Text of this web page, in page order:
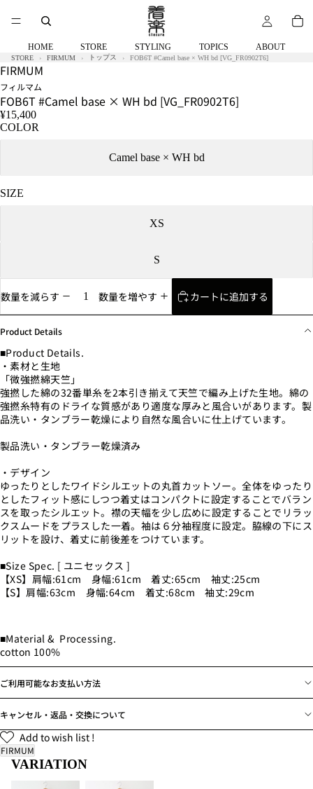
HOME STORE STYLING TOPICS ABOUT
STORE FIRMUM トップス FOB6T #Camel base × WH bd [VG_FR0902T6]
ズ：
S
ズ：
S
ズ：
S
ズ：
S
FIRMUM
フィルマム
FOB6T #Camel base × WH bd [VG_FR0902T6]
¥15,400
COLOR
Camel base × WH bd
SIZE
XS
S
数量を減らす 数量を増やす カートに追加する
Product Details
■Product Details.
・素材と生地
「微強撚綿天竺」
強撚した綿の32番単糸を2本引き揃えて天竺で編み上げた生地。綿の
強撚糸特有のドライな質感があり適度な厚みと風合いがあります。製
品洗い・タンブラー乾燥により自然な風合いに仕上げています。
製品洗い・タンブラー乾燥済み
・デザイン
ゆったりとしたワイドシルエットの丸首カットソー。全体をゆったり
としたフィット感にしつつ着丈はコンパクトに設定することでバラン
スを取ったシルエット。襟の天幅を少し広めに設定することでリラッ
クスムードをプラスした一着。袖は６分袖程度に設定。脇線の下にス
リットを設け、着丈に前後差をつけています。
■Size Spec. [ ユニセックス ]
【XS】肩幅:61cm 身幅:61cm 着丈:65cm 袖丈:25cm
【S】肩幅:63cm 身幅:64cm 着丈:68cm 袖丈:29cm
■Material & Processing.
cotton 100%
ご利用可能なお支払い方法
キャンセル・返品・交換について
Add to wish list !
FIRMUM
VARIATION